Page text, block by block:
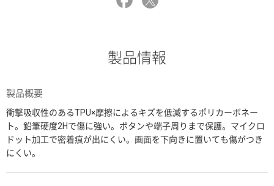
製品情報
製品概要
衝撃吸収性のあるTPU×摩擦によるキズを低減するポリカーボネー
ト。鉛筆硬度2Hで傷に強い。ボタンや端子周りまで保護。マイクロ
ドット加工で密着痕が出にくい。画面を下向きに置いても傷がつき
にくい。